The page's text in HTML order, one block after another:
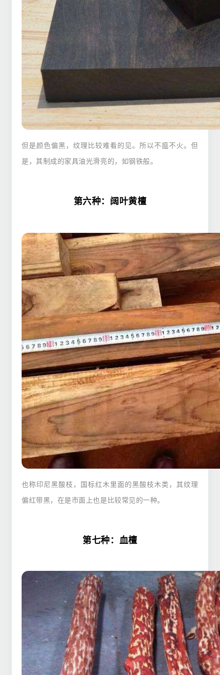
但是颜色偏黑，纹理比较难看的见。所以不瘟不火。但
是，其制成的家具油光滑亮的，如钢铁般。
第六种：阔叶黄檀
也称印尼黑酸枝，国标红木里面的黑酸枝木类，其纹理
偏红带黑，在是市面上也是比较常见的一种。
第七种：血檀